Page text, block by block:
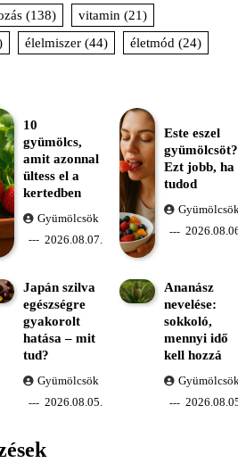
(138) vitamin (21)
élelmiszer (44) életmód (24)
10
gyümölcs,
amit azonnal
ültess el a
kertedben
Gyümölcsök
2026.08.07.
Este eszel
gyümölcsöt?
Ezt jobb, ha
tudod
Japán szilva
egészségre
gyakorolt
hatása – mit
tud?
Gyümölcsök
2026.08.05.
Ananász
nevelése:
sokkoló,
mennyi idő
kell hozzá